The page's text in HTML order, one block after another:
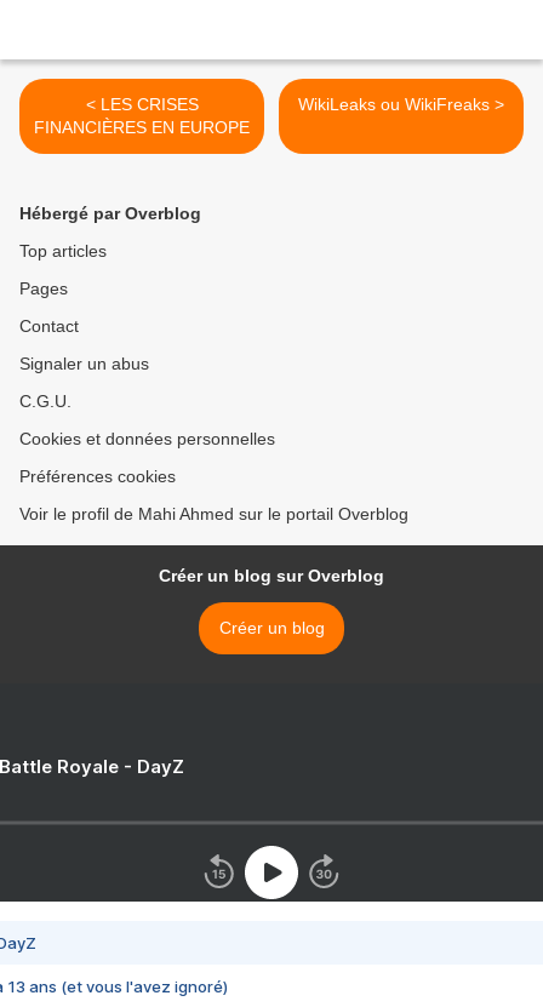
< LES CRISES
FINANCIÈRES EN EUROPE
WikiLeaks ou WikiFreaks >
Hébergé par Overblog
Top articles
Pages
Contact
Signaler un abus
C.G.U.
Cookies et données personnelles
Préférences cookies
Voir le profil de Mahi Ahmed sur le portail Overblog
Créer un blog sur Overblog
Créer un blog
Royale - DayZ
13 ans (et vous l'avez ignoré)